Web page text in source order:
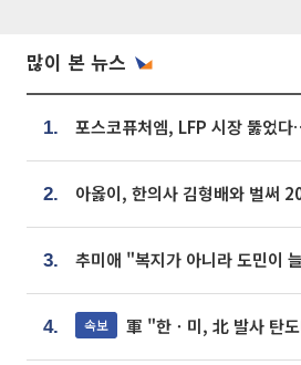
많이 본 뉴스
1.
2.
3.
4. 속보 軍 "한ㆍ미, 北 발사 탄도미사